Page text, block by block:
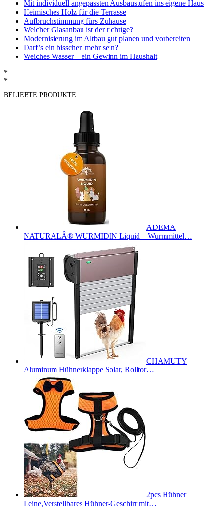
Mit individuell angepassten Ausbaustufen ins eigene Haus
Heimisches Holz für die Terrasse
Aufbruchstimmung fürs Zuhause
Welcher Glasanbau ist der richtige?
Modernisierung im Altbau gut planen und vorbereiten
Darf’s ein bisschen mehr sein?
Weiches Wasser – ein Gewinn im Haushalt
*
*
BELIEBTE PRODUKTE
ADEMA
NATURALÂ® WURMIDIN Liquid – Wurmmittel…
CHAMUTY
Aluminum Hühnerklappe Solar, Rolltor…
2pcs Hühner
Leine,Verstellbares Hühner-Geschirr mit…